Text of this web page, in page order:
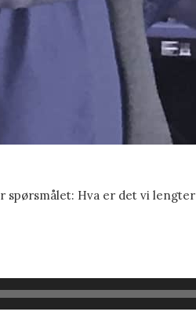
spørsmålet: Hva er det vi